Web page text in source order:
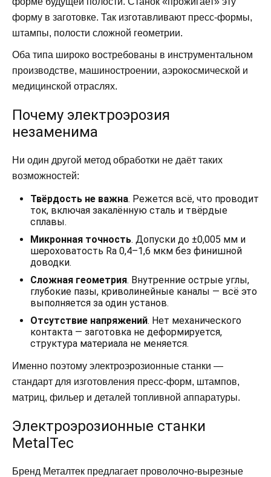
форму в заготовке. Так изготавливают пресс-формы,
штампы, полости сложной геометрии.
Оба типа широко востребованы в инструментальном
производстве, машиностроении, аэрокосмической и
медицинской отраслях.
Почему электроэрозия
незаменима
Ни один другой метод обработки не даёт таких
возможностей:
Твёрдость не важна. Режется всё, что проводит
ток, включая закалённую сталь и твёрдые
сплавы.
Микронная точность. Допуски до ±0,005 мм и
шероховатость Ra 0,4–1,6 мкм без финишной
доводки.
Сложная геометрия. Внутренние острые углы,
глубокие пазы, криволинейные каналы — всё это
выполняется за один установ.
Отсутствие напряжений. Нет механического
контакта — заготовка не деформируется,
структура материала не меняется.
Именно поэтому электроэрозионные станки —
стандарт для изготовления пресс-форм, штампов,
матриц, фильер и деталей топливной аппаратуры.
Электроэрозионные станки
MetalTec
Бренд Металтек предлагает проволочно-вырезные